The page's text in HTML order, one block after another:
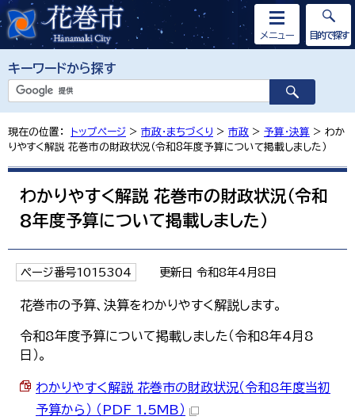
キーワードから探す
メニュー 目的で探す
現在の位置： トップページ > 市政・まちづくり > 市政 > 予算・決算 > わか
りやすく解説 花巻市の財政状況（令和8年度予算について掲載しました）
わかりやすく解説 花巻市の財政状況（令和
8年度予算について掲載しました）
ページ番号1015304 更新日 令和8年4月8日
花巻市の予算、決算をわかりやすく解説します。
令和8年度予算について掲載しました（令和8年4月8
日）。
わかりやすく解説 花巻市の財政状況（令和8年度当初
予算から） （PDF 1.5MB）